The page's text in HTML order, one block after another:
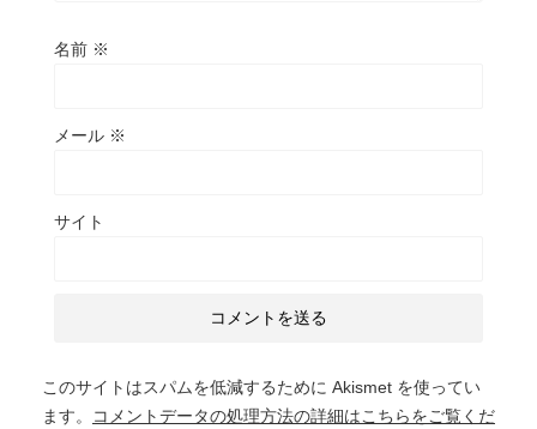
名前 ※
メール ※
サイト
このサイトはスパムを低減するために Akismet を使ってい
ます。
コメントデータの処理方法の詳細はこちらをご覧くだ